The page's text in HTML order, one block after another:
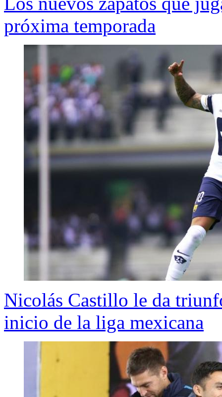
próxima temporada
Nicolás Castillo le da
inicio de la liga mexicana